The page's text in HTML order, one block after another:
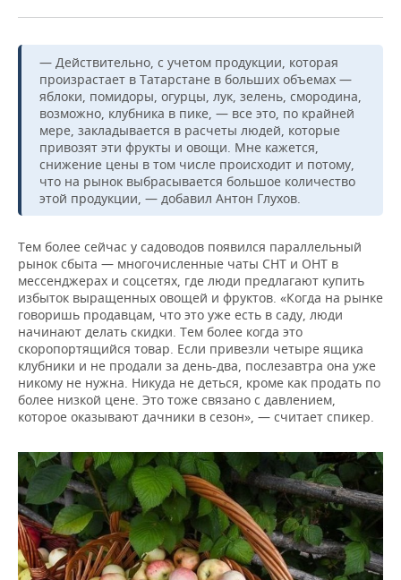
— Действительно, с учетом продукции, которая
произрастает в Татарстане в больших объемах —
яблоки, помидоры, огурцы, лук, зелень, смородина,
возможно, клубника в пике, — все это, по крайней
мере, закладывается в расчеты людей, которые
привозят эти фрукты и овощи. Мне кажется,
снижение цены в том числе происходит и потому,
что на рынок выбрасывается большое количество
этой продукции, — добавил Антон Глухов.
Тем более сейчас у садоводов появился параллельный
рынок сбыта — многочисленные чаты СНТ и ОНТ в
мессенджерах и соцсетях, где люди предлагают купить
избыток выращенных овощей и фруктов. «Когда на рынке
говоришь продавцам, что это уже есть в саду, люди
начинают делать скидки. Тем более когда это
скоропортящийся товар. Если привезли четыре ящика
клубники и не продали за день-два, послезавтра она уже
никому не нужна. Никуда не деться, кроме как продать по
более низкой цене. Это тоже связано с давлением,
которое оказывают дачники в сезон», — считает спикер.